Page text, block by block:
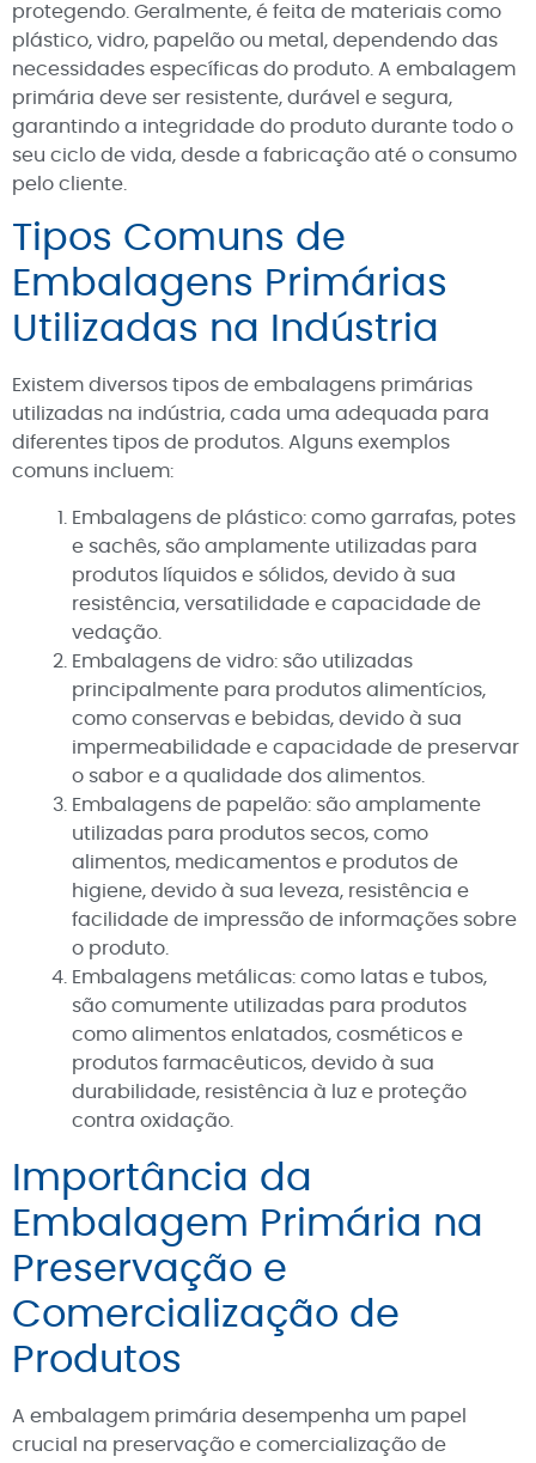
protegendo. Geralmente, é feita de materiais como
plástico, vidro, papelão ou metal, dependendo das
necessidades específicas do produto. A embalagem
primária deve ser resistente, durável e segura,
garantindo a integridade do produto durante todo o
seu ciclo de vida, desde a fabricação até o consumo
pelo cliente.
Tipos Comuns de
Embalagens Primárias
Utilizadas na Indústria
Existem diversos tipos de embalagens primárias
utilizadas na indústria, cada uma adequada para
diferentes tipos de produtos. Alguns exemplos
comuns incluem:
Embalagens de plástico: como garrafas, potes
e sachês, são amplamente utilizadas para
produtos líquidos e sólidos, devido à sua
resistência, versatilidade e capacidade de
vedação.
Embalagens de vidro: são utilizadas
principalmente para produtos alimentícios,
como conservas e bebidas, devido à sua
impermeabilidade e capacidade de preservar
o sabor e a qualidade dos alimentos.
Embalagens de papelão: são amplamente
utilizadas para produtos secos, como
alimentos, medicamentos e produtos de
higiene, devido à sua leveza, resistência e
facilidade de impressão de informações sobre
o produto.
Embalagens metálicas: como latas e tubos,
são comumente utilizadas para produtos
como alimentos enlatados, cosméticos e
produtos farmacêuticos, devido à sua
durabilidade, resistência à luz e proteção
contra oxidação.
Importância da
Embalagem Primária na
Preservação e
Comercialização de
Produtos
A embalagem primária desempenha um papel
crucial na preservação e comercialização de